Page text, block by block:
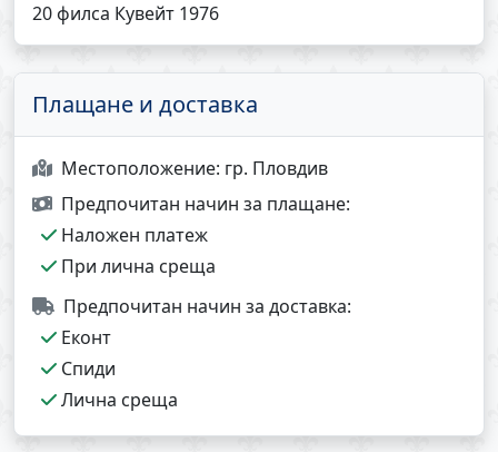
20 филса Кувейт 1976
Плащане и доставка
Местоположение: гр. Пловдив
Предпочитан начин за плащане:
Наложен платеж
При лична среща
Предпочитан начин за доставка:
Еконт
Спиди
Лична среща